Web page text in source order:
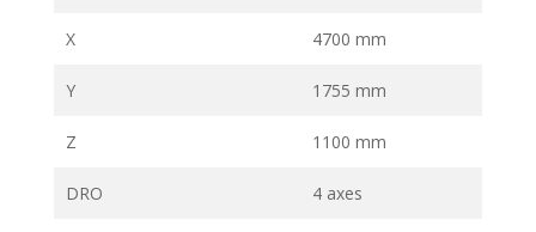
X 4700 mm
Y 1755 mm
Z 1100 mm
DRO 4 axes